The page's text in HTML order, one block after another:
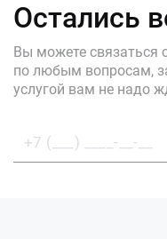
Остались
Вы можете связаться
по любым вопросам,
услугой вам не надо